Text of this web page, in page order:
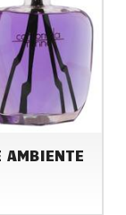
AMBIENTE